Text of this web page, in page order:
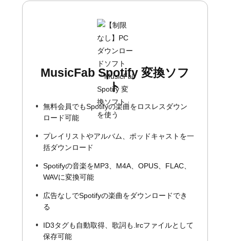
MusicFab Spotify 変換ソフ
ト
無料会員でもSpotifyの楽曲をロスレスダウン
ロード可能
プレイリストやアルバム、ポッドキャストを一
括ダウンロード
Spotifyの音楽をMP3、M4A、OPUS、FLAC、
WAVに変換可能
広告なしでSpotifyの楽曲をダウンロードでき
る
ID3タグも自動取得、歌詞も.lrcファイルとして
保存可能